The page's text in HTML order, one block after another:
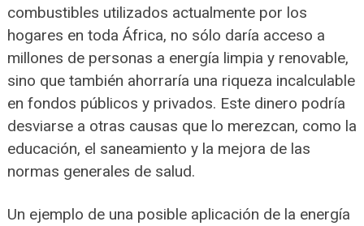
combustibles utilizados actualmente por los
hogares en toda África, no sólo daría acceso a
millones de personas a energía limpia y renovable,
sino que también ahorraría una riqueza incalculable
en fondos públicos y privados. Este dinero podría
desviarse a otras causas que lo merezcan, como la
educación, el saneamiento y la mejora de las
normas generales de salud.
Un ejemplo de una posible aplicación de la energía